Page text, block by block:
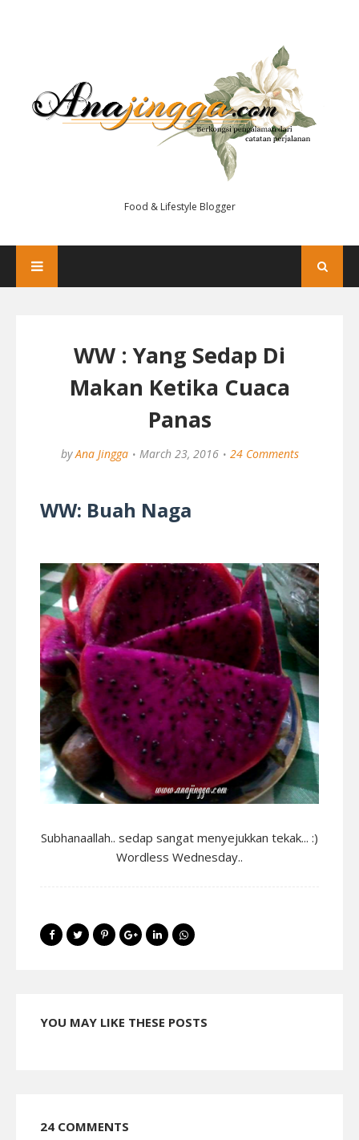
Food & Lifestyle Blogger
WW : Yang Sedap Di
Makan Ketika Cuaca
Panas
by Ana Jingga March 23, 2016 24 Comments
WW: Buah Naga
Subhanaallah.. sedap sangat menyejukkan tekak... :)
Wordless Wednesday..
YOU MAY LIKE THESE POSTS
24 COMMENTS